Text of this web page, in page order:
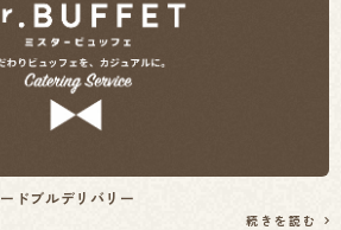
ドブルデリバリー
続きを読む